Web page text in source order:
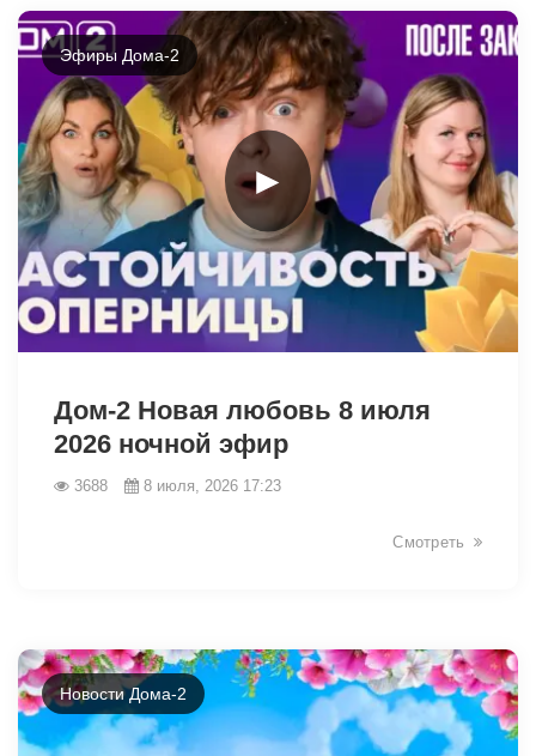
►
Эфиры Дома-2
Дом-2 Новая любовь 8 июля
2026 ночной эфир
3688 8 июля, 2026 17:23
Смотреть
Новости Дома-2